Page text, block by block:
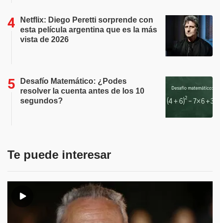
Netflix: Diego Peretti sorprende con
esta película argentina que es la más
vista de 2026
Desafío Matemático: ¿Podes
resolver la cuenta antes de los 10
segundos?
Te puede interesar